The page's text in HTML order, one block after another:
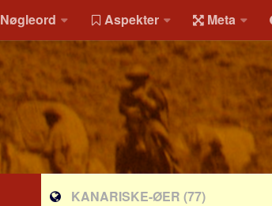
Nøgleord Aspekter Meta
KANARISKE-ØER (77)